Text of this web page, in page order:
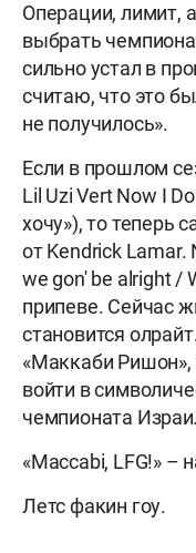
Операции, лимит,
выбрать
сильно устал в
считаю, что это
не получилось».
Если в прошлом
Lil Uzi Vert Now I
хочу»), то теперь
от Kendrick
we gon' be alright /
припеве. Сейчас
становится
«Маккаби Ришон»,
войти в
чемпионата
«Maccabi, LFG!» –
Летс факин гоу.